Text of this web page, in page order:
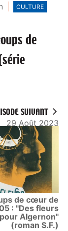
CULTURE
de
SUIVANT
29 Août 2023
de cœur de
: "Des fleurs
pour Algernon"
(roman S.F.)